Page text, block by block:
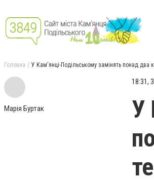
Головна У Кам'янці-Подільському замінять понад два
Марія Буртак
18:31,
У